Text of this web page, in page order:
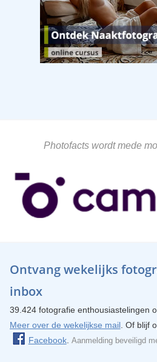
Photofacts wordt mede
Ontvang wekelijks
inbox
39.424 fotografie enthousiastelingen
Meer over de wekelijkse mail. Of blijf
Facebook. Aanmelding beveiligd